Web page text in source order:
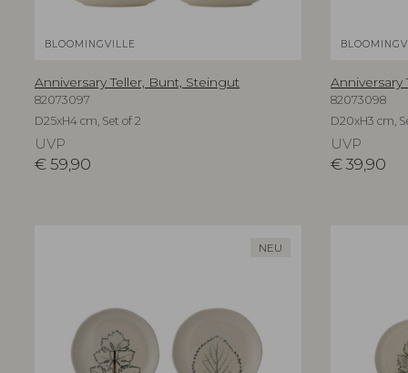
BLOOMINGVILLE
Anniversary Teller, Bunt, Steingut
82073097
D25xH4 cm, Set of 2
UVP
€59,90
Anniversary
82073098
D20xH3 cm,
UVP
€39,90
NEU